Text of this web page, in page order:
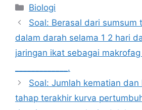
Kategori
Biologi
Soal: Berasal dari sumsum
dalam darah selama 1 2 hari
jaringan ikat sebagai
_____________.
Soal: Jumlah kematian
tahap terakhir kurva